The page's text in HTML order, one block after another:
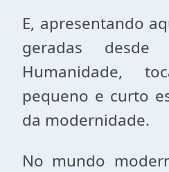
E, apresentando
geradas
Humanidade,
pequeno e curto
da modernidade.
No mundo